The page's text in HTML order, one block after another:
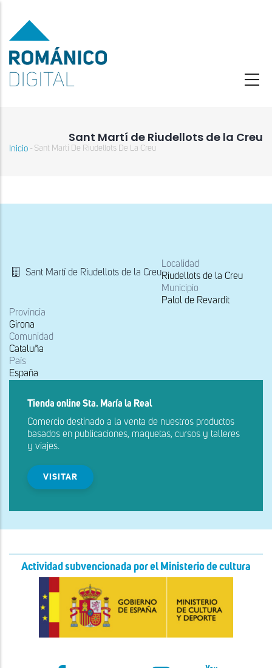
contenido
principal
Sant Martí de Riudellots de la Creu
navegación
Inicio - Sant Martí De Riudellots De La Creu
Sant Martí de Riudellots de la Creu
Localidad
Riudellots de la Creu
Municipio
Palol de Revardit
Provincia
Girona
Comunidad
Cataluña
País
España
Tienda online Sta. María la Real
Comercio destinado a la venta de nuestros productos
basados en publicaciones, maquetas, cursos y talleres
y viajes.
VISITAR
Actividad subvencionada por el Ministerio de cultura